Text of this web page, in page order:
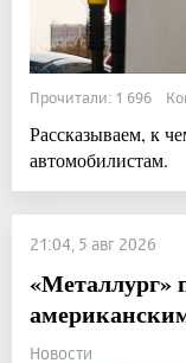
Прочитали: 1 696
Рассказываем, к
автомобилистам.
21:04, 5 авг 2026
«Металлург»
Новости